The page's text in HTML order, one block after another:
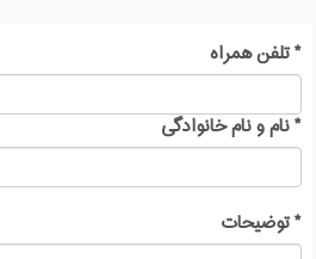
*تلفن همراه
*نام و نام خانوادگی
*توضیحات